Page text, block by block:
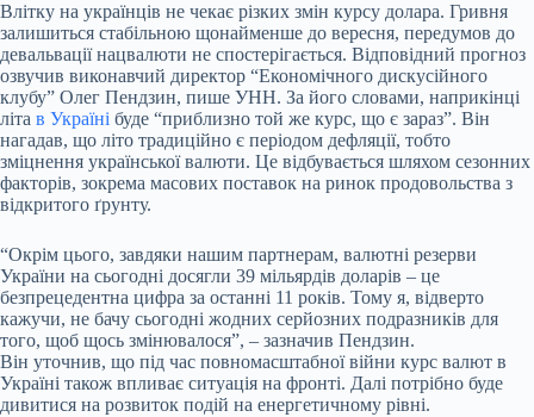
Влітку на українців не чекає різких змін курсу долара. Гривня
залишиться стабільною щонайменше до вересня, передумов до
девальвації нацвалюти не спостерігається. Відповідний прогноз
озвучив виконавчий директор “Економічного дискусійного
клубу” Олег Пендзин, пише УНН. За його словами, наприкінці
літа в Україні буде “приблизно той же курс, що є зараз”. Він
нагадав, що літо традиційно є періодом дефляції, тобто
зміцнення української валюти. Це відбувається шляхом сезонних
факторів, зокрема масових поставок на ринок продовольства з
відкритого ґрунту.
“Окрім цього, завдяки нашим партнерам, валютні резерви
України на сьогодні досягли 39 мільярдів доларів – це
безпрецедентна цифра за останні 11 років. Тому я, відверто
кажучи, не бачу сьогодні жодних серйозних подразників для
того, щоб щось змінювалося”, – зазначив Пендзин.
Він уточнив, що під час повномасштабної війни курс валют в
Україні також впливає ситуація на фронті. Далі потрібно буде
дивитися на розвиток подій на енергетичному рівні.